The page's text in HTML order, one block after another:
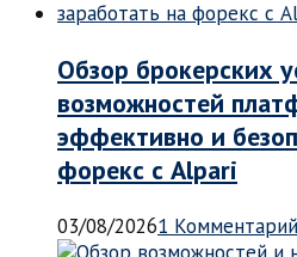
Обзор брокерских
возможностей
эффективно и
форекс с Alpari
03/08/20261 Комментарий